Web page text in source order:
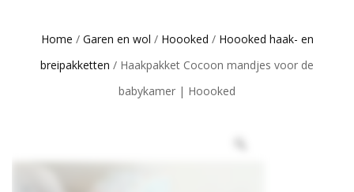
Home / Garen en wol / Hoooked / Hoooked haak- en
breipakketten / Haakpakket Cocoon mandjes voor de
babykamer | Hoooked